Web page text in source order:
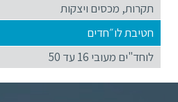
תקרות, מכסים ויצקות
חטיבת לו״חדים
לוחד"ים מעובי 16 עד 50